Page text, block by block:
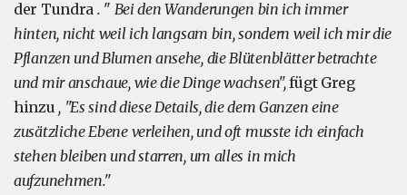
der Tundra . " Bei den Wanderungen bin ich immer
hinten, nicht weil ich langsam bin, sondern weil ich mir die
Pflanzen und Blumen ansehe, die Blütenblätter betrachte
und mir anschaue, wie die Dinge wachsen",fügt Greg
hinzu, "Es sind diese Details, die dem Ganzen eine
zusätzliche Ebene verleihen, und oft musste ich einfach
stehen bleiben und starren, um alles in mich
aufzunehmen."